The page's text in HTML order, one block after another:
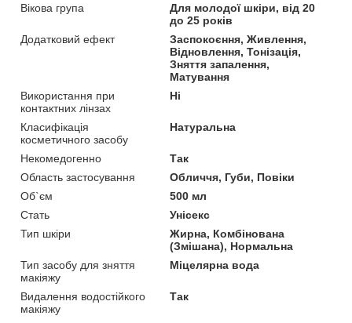
Вікова група
Для молодої шкіри, від 20
до 25 років
Додатковий ефект
Заспокоєння, Живлення,
Відновлення, Тонізація,
Зняття запалення,
Матування
Використання при
контактних лінзах
Ні
Класифікація
косметичного засобу
Натуральна
Некомедогенно
Так
Область застосування
Обличчя, Губи, Повіки
Об`єм
500 мл
Стать
Унісекс
Тип шкіри
Жирна, Комбінована
(Змішана), Нормальна
Тип засобу для зняття
макіяжу
Міцелярна вода
Видалення водостійкого
макіяжу
Так